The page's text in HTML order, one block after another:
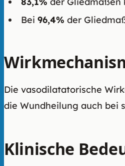
Bei 96,4% der
Die vasodilatatorische
die Wundheilung auch bei
Klinische